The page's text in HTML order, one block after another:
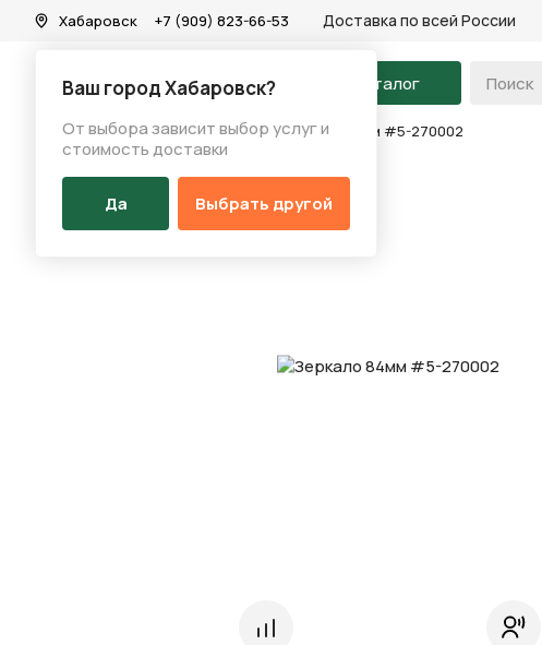
Хабаровск
Ваш город Хабаровск?
От выбора зависит выбор услуг и
стоимость доставки
Да Выбрать другой
+7 (909) 823-66-53 Доставка по всей России
На главную Каталог
Каталог/Аксессуары/Зеркало/Зеркало 84мм #5-270002